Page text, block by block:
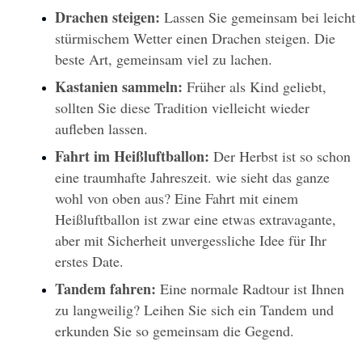
Drachen steigen: Lassen Sie gemeinsam bei leicht
stürmischem Wetter einen Drachen steigen. Die
beste Art, gemeinsam viel zu lachen.
Kastanien sammeln: Früher als Kind geliebt,
sollten Sie diese Tradition vielleicht wieder
aufleben lassen.
Fahrt im Heißluftballon: Der Herbst ist so schon
eine traumhafte Jahreszeit. wie sieht das ganze
wohl von oben aus? Eine Fahrt mit einem
Heißluftballon ist zwar eine etwas extravagante,
aber mit Sicherheit unvergessliche Idee für Ihr
erstes Date.
Tandem fahren: Eine normale Radtour ist Ihnen
zu langweilig? Leihen Sie sich ein Tandem und
erkunden Sie so gemeinsam die Gegend.